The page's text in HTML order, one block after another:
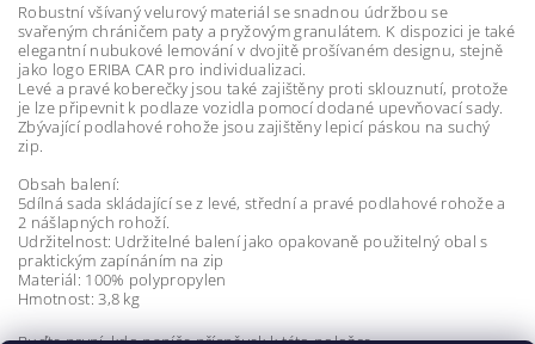
Robustní všívaný velurový materiál se snadnou údržbou se
svařeným chráničem paty a pryžovým granulátem. K dispozici je také
elegantní nubukové lemování v dvojitě prošívaném designu, stejně
jako logo ERIBA CAR pro individualizaci.
Levé a pravé koberečky jsou také zajištěny proti sklouznutí, protože
je lze připevnit k podlaze vozidla pomocí dodané upevňovací sady.
Zbývající podlahové rohože jsou zajištěny lepicí páskou na suchý
zip.
Obsah balení:
5dílná sada skládající se z levé, střední a pravé podlahové rohože a
2 nášlapných rohoží.
Udržitelnost: Udržitelné balení jako opakovaně použitelný obal s
praktickým zapínáním na zip
Materiál: 100% polypropylen
Hmotnost: 3,8 kg